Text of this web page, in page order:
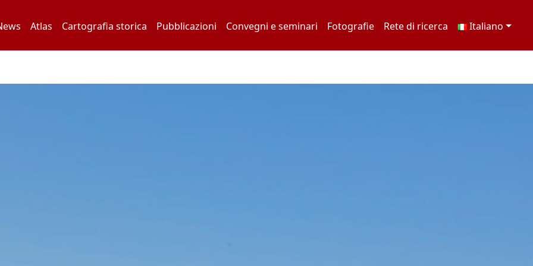
Atlas Cartografia storica Pubblicazioni Convegni e seminari Fotografie Rete di ricerca Italiano